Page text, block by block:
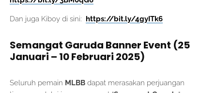
Dan juga Kiboy di sini: https://bit.ly/4gyITk6
Semangat Garuda Banner Event (25
Januari – 10 Februari 2025)
Seluruh pemain MLBB dapat merasakan perjuangan